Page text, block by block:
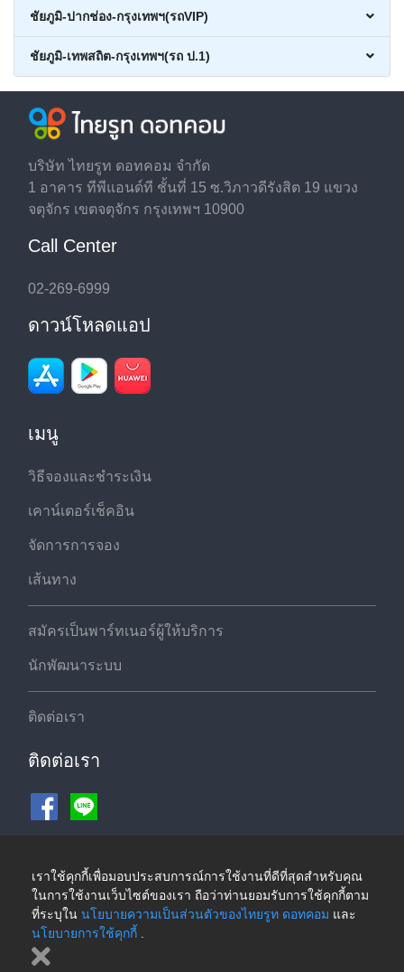
ชัยภูมิ-ปากช่อง-กรุงเทพฯ(รถVIP)
ชัยภูมิ-เทพสถิต-กรุงเทพฯ(รถ ป.1)
เราใช้คุกกี้เพื่อมอบประสบการณ์การใช้งานที่ดีที่สุดสำหรับคุณ
ในการใช้งานเว็บไซต์ของเรา ถือว่าท่านยอมรับการใช้คุกกี้ตาม
ที่ระบุใน นโยบายความเป็นส่วนตัวของไทยรูท ดอทคอม และ
นโยบายการใช้คุกกี้
บริษัท ไทยรูท ดอทคอม จำกัด
1 อาคาร ทีพีแอนด์ที ชั้นที่ 15 ซ.วิภาวดีรังสิต 19 แขวง
จตุจักร เขตจตุจักร กรุงเทพฯ 10900
Call Center
02-269-6999
ดาวน์โหลดแอป
เมนู
วิธีจองและชำระเงิน
เคาน์เตอร์เช็คอิน
จัดการการจอง
เส้นทาง
สมัครเป็นพาร์ทเนอร์ผู้ให้บริการ
นักพัฒนาระบบ
ติดต่อเรา
ติดต่อเรา